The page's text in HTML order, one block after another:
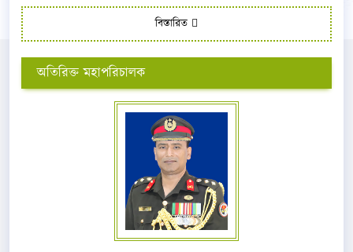
বিস্তারিত
অতিরিক্ত মহাপরিচালক